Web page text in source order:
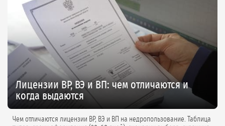
Лицензии ВР, ВЭ и ВП: чем отличаются и
когда выдаются
Чем отличаются лицензии ВР, ВЭ и ВП на недропользование. Таблица